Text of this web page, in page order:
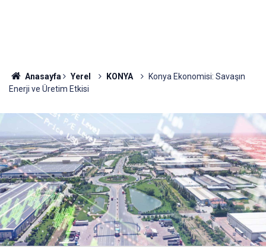
Anasayfa Yerel KONYA
Konya Ekonomisi: Savaşın
Enerji ve Üretim Etkisi